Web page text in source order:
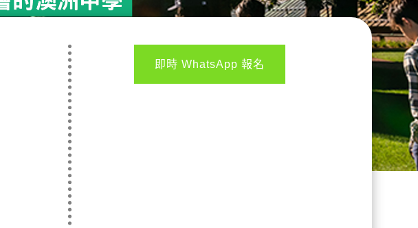
即時 WhatsApp 報名